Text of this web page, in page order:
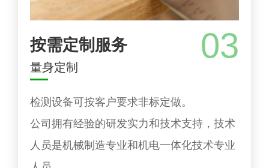
按需定制服务
量身定制
03
检测设备可按客户要求非标定做。
公司拥有经验的研发实力和技术支持，技术
人员是机械制造专业和机电一体化技术专业